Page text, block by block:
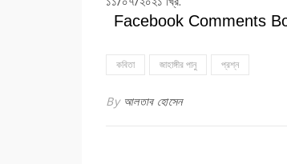
Facebook Comments
কবিতা জাহাঙ্গীর পানু প্রশ্ন
By আলতাব হোসেন